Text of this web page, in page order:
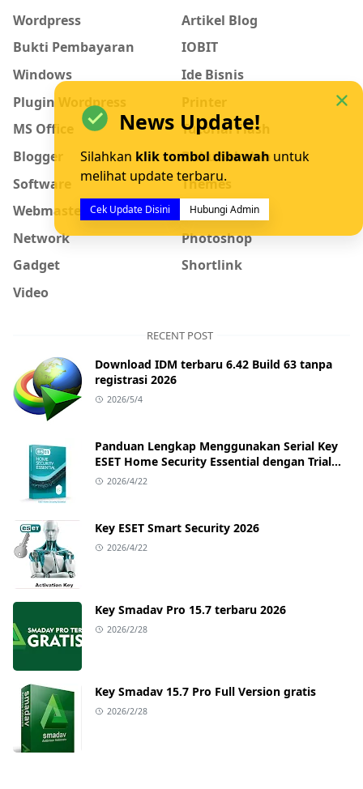
Wordpress
Artikel Blog
Bukti Pembayaran
IOBIT
Windows
Ide Bisnis
Plugin Wordpress
MS Office
Tutorial Flash
Blogger
Buku Sekolah
Software
Themes
Webmaster
ESET
Network
Photoshop
Gadget
Shortlink
Video
RECENT POST
Download IDM terbaru 6.42 Build 63 tanpa
registrasi 2026
2026/5/4
Panduan Lengkap Menggunakan Serial Key
ESET Home Security Essential dengan Trial
Key Terbaru
2026/4/22
Key ESET Smart Security 2026
2026/4/22
Key Smadav Pro 15.7 terbaru 2026
2026/2/28
Key Smadav 15.7 Pro Full Version gratis
2026/2/28
News Update!
Silahkan klik tombol dibawah untuk
melihat update terbaru.
Cek Update Disini Hubungi Admin